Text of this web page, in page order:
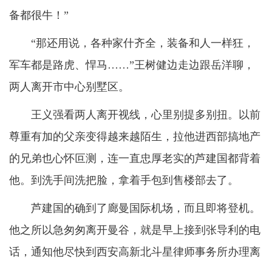
备都很牛！”
“那还用说，各种家什齐全，装备和人一样狂，
军车都是路虎、悍马……”王树健边走边跟岳洋聊，
两人离开市中心别墅区。
王义强看两人离开视线，心里别提多别扭。以前
尊重有加的父亲变得越来越陌生，拉他进西部搞地产
的兄弟也心怀叵测，连一直忠厚老实的芦建国都背着
他。到洗手间洗把脸，拿着手包到售楼部去了。
芦建国的确到了廊曼国际机场，而且即将登机。
他之所以急匆匆离开曼谷，就是早上接到张导利的电
话，通知他尽快到西安高新北斗星律师事务所办理离